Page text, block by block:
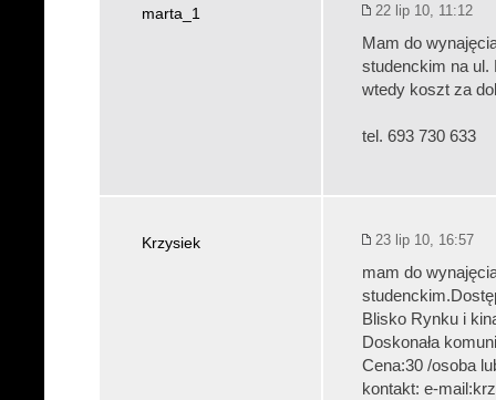
marta_1 22 lip 10, 11:12
Mam do
studenckim na ul.
wtedy koszt za
tel. 693 730 633
Krzysiek 23 lip 10, 16:57
mam do
Blisko Rynku i
Doskonała
Cena:30 /osoba
kontakt: e-